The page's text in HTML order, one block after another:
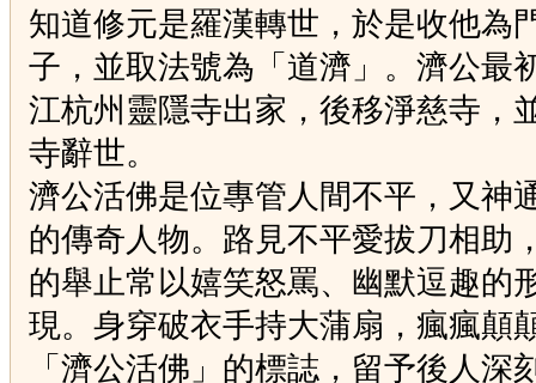
知道修元是羅漢轉世，於是收他為
子，並取法號為「道濟」。濟公最
江杭州靈隱寺出家，後移淨慈寺，
寺辭世。
濟公活佛是位專管人間不平，又神
的傳奇人物。路見不平愛拔刀相助
的舉止常以嬉笑怒罵、幽默逗趣的
現。身穿破衣手持大蒲扇，瘋瘋顛
「濟公活佛」的標誌，留予後人深